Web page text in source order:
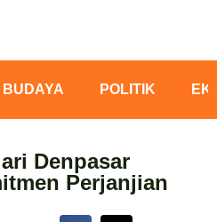
BUDAYA POLITIK
Denpasar
Perjanjian